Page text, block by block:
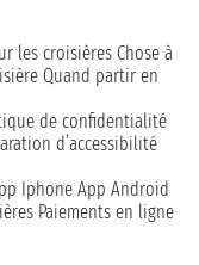
les croisières Chose à
Quand partir en
de confidentialité
d’accessibilité
Iphone App Android
Paiements en ligne